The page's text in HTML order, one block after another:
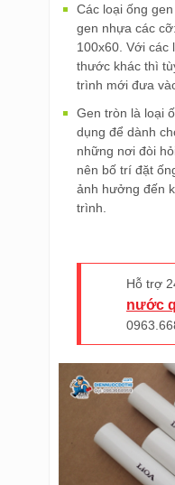
Các loại ống
gen nhựa các
100x60. Với các
thước khác thì
trình mới đưa
Gen tròn là loại
dụng để dành
những nơi đòi
nên bố trí đặt
ảnh hưởng đến
trình.
Hỗ trợ
nước